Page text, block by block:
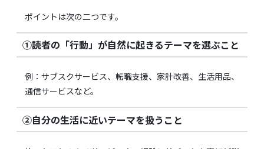
ポイントは次の二つです。
①読者の「行動」が自然に起きるテーマを選ぶこと
例：サブスクサービス、転職支援、家計改善、生活用品、
通信サービスなど。
②自分の生活に近いテーマを扱うこと